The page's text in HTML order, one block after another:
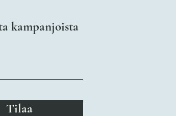
kampanjoista
Tilaa